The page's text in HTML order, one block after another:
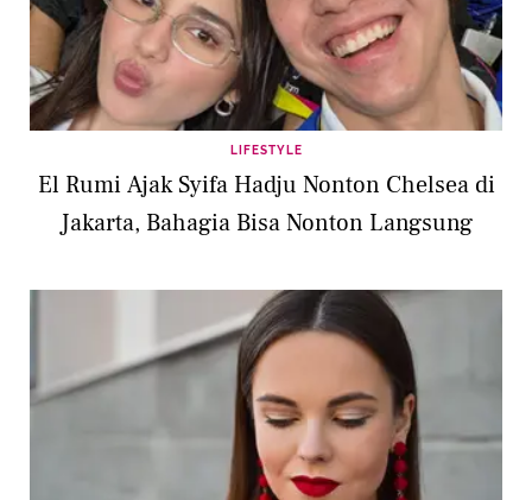
LIFESTYLE
El Rumi Ajak Syifa Hadju Nonton Chelsea di
Jakarta, Bahagia Bisa Nonton Langsung